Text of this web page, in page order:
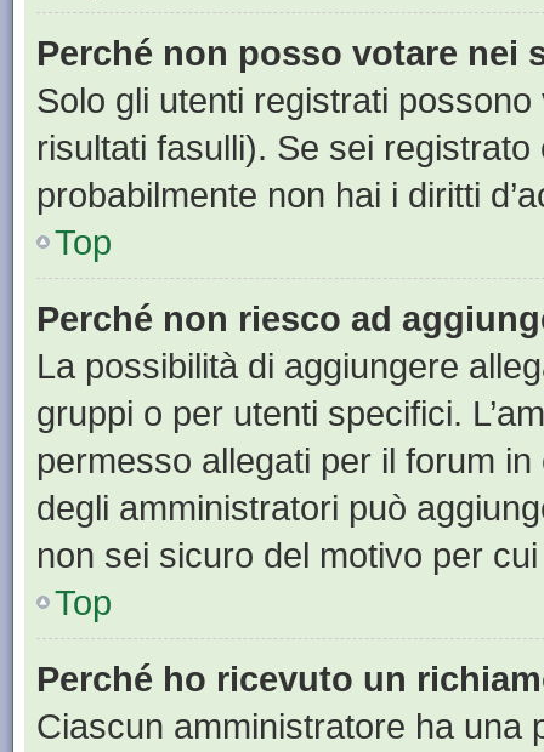
Perché non posso votare nei
Solo gli utenti registrati
risultati fasulli). Se sei
probabilmente non hai i diritti
Top
Perché non riesco ad
La possibilità di aggiungere
gruppi o per utenti specifici.
permesso allegati per il forum
degli amministratori può
non sei sicuro del motivo per
Top
Perché ho ricevuto un
Ciascun amministratore ha una